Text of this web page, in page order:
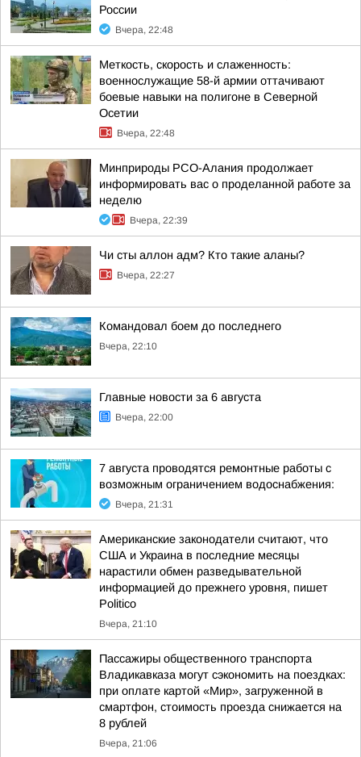
России
Вчера, 22:48
Меткость, скорость и слаженность:
военнослужащие 58-й армии оттачивают
боевые навыки на полигоне в Северной
Осетии
Вчера, 22:48
Минприроды РСО-Алания продолжает
информировать вас о проделанной работе за
неделю
Вчера, 22:39
Чи сты аллон адм? Кто такие аланы?
Вчера, 22:27
Командовал боем до последнего
Вчера, 22:10
Главные новости за 6 августа
Вчера, 22:00
7 августа проводятся ремонтные работы с
возможным ограничением водоснабжения:
Вчера, 21:31
Американские законодатели считают, что
США и Украина в последние месяцы
нарастили обмен разведывательной
информацией до прежнего уровня, пишет
Politico
Вчера, 21:10
Пассажиры общественного транспорта
Владикавказа могут сэкономить на поездках:
при оплате картой «Мир», загруженной в
смартфон, стоимость проезда снижается на
8 рублей
Вчера, 21:06